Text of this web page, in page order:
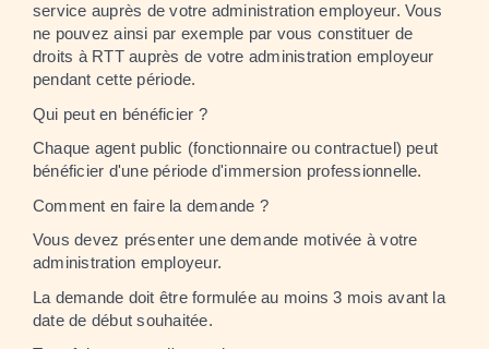
service auprès de votre administration employeur. Vous
ne pouvez ainsi par exemple par vous constituer de
droits à RTT auprès de votre administration employeur
pendant cette période.
Qui peut en bénéficier ?
Chaque agent public (fonctionnaire ou contractuel) peut
bénéficier d'une période d'immersion professionnelle.
Comment en faire la demande ?
Vous devez présenter une demande motivée à votre
administration employeur.
La demande doit être formulée au moins 3 mois avant la
date de début souhaitée.